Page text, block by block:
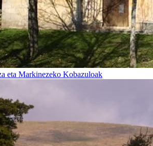
eta Markinezeko Kobazuloak